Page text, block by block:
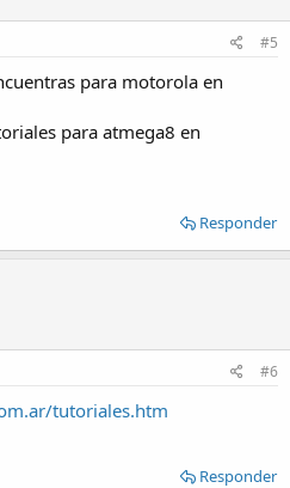
#5
para motorola en
para atmega8 en
Responder
#6
tutoriales.htm
Responder